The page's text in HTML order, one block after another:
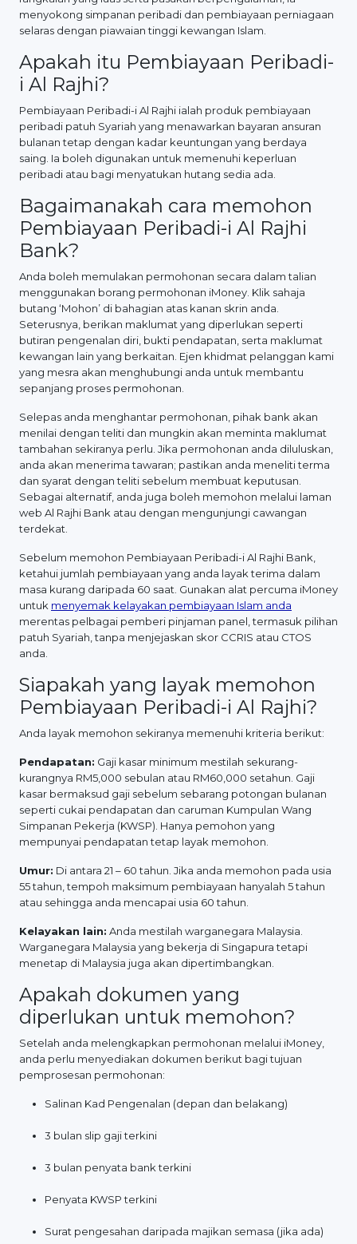
menyokong simpanan peribadi dan pembiayaan perniagaan
selaras dengan piawaian tinggi kewangan Islam.
Apakah itu Pembiayaan Peribadi-
i Al Rajhi?
Pembiayaan Peribadi-i Al Rajhi ialah produk pembiayaan
peribadi patuh Syariah yang menawarkan bayaran ansuran
bulanan tetap dengan kadar keuntungan yang berdaya
saing. Ia boleh digunakan untuk memenuhi keperluan
peribadi atau bagi menyatukan hutang sedia ada.
Bagaimanakah cara memohon
Pembiayaan Peribadi-i Al Rajhi
Bank?
Anda boleh memulakan permohonan secara dalam talian
menggunakan borang permohonan iMoney. Klik sahaja
butang ‘Mohon’ di bahagian atas kanan skrin anda.
Seterusnya, berikan maklumat yang diperlukan seperti
butiran pengenalan diri, bukti pendapatan, serta maklumat
kewangan lain yang berkaitan. Ejen khidmat pelanggan kami
yang mesra akan menghubungi anda untuk membantu
sepanjang proses permohonan.
Selepas anda menghantar permohonan, pihak bank akan
menilai dengan teliti dan mungkin akan meminta maklumat
tambahan sekiranya perlu. Jika permohonan anda diluluskan,
anda akan menerima tawaran; pastikan anda meneliti terma
dan syarat dengan teliti sebelum membuat keputusan.
Sebagai alternatif, anda juga boleh memohon melalui laman
web Al Rajhi Bank atau dengan mengunjungi cawangan
terdekat.
Sebelum memohon Pembiayaan Peribadi-i Al Rajhi Bank,
ketahui jumlah pembiayaan yang anda layak terima dalam
masa kurang daripada 60 saat. Gunakan alat percuma iMoney
untuk menyemak kelayakan pembiayaan Islam anda
merentas pelbagai pemberi pinjaman panel, termasuk pilihan
patuh Syariah, tanpa menjejaskan skor CCRIS atau CTOS
anda.
Siapakah yang layak memohon
Pembiayaan Peribadi-i Al Rajhi?
Anda layak memohon sekiranya memenuhi kriteria berikut:
Pendapatan: Gaji kasar minimum mestilah sekurang-
kurangnya RM5,000 sebulan atau RM60,000 setahun. Gaji
kasar bermaksud gaji sebelum sebarang potongan bulanan
seperti cukai pendapatan dan caruman Kumpulan Wang
Simpanan Pekerja (KWSP). Hanya pemohon yang
mempunyai pendapatan tetap layak memohon.
Umur: Di antara 21 – 60 tahun. Jika anda memohon pada usia
55 tahun, tempoh maksimum pembiayaan hanyalah 5 tahun
atau sehingga anda mencapai usia 60 tahun.
Kelayakan lain: Anda mestilah warganegara Malaysia.
Warganegara Malaysia yang bekerja di Singapura tetapi
menetap di Malaysia juga akan dipertimbangkan.
Apakah dokumen yang
diperlukan untuk memohon?
Setelah anda melengkapkan permohonan melalui iMoney,
anda perlu menyediakan dokumen berikut bagi tujuan
pemprosesan permohonan:
Salinan Kad Pengenalan (depan dan belakang)
3 bulan slip gaji terkini
3 bulan penyata bank terkini
Penyata KWSP terkini
Surat pengesahan daripada majikan semasa (jika ada)